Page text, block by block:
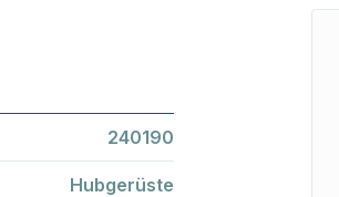
240190
Hubgerüste